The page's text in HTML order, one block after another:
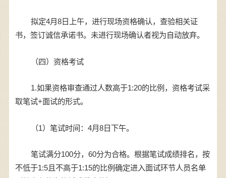
拟定4月8日上午，进行现场资格确认，查验相关证
书，签订诚信承诺书。未进行现场确认者视为自动放弃。
（四）资格考试
1.如果资格审查通过人数高于1:20的比例，资格考试采
取笔试+面试的形式。
（1）笔试时间：4月8日下午。
笔试满分100分，60分为合格。根据笔试成绩排名，按
不低于1:5且不高于1:15的比例确定进入面试环节人员名单